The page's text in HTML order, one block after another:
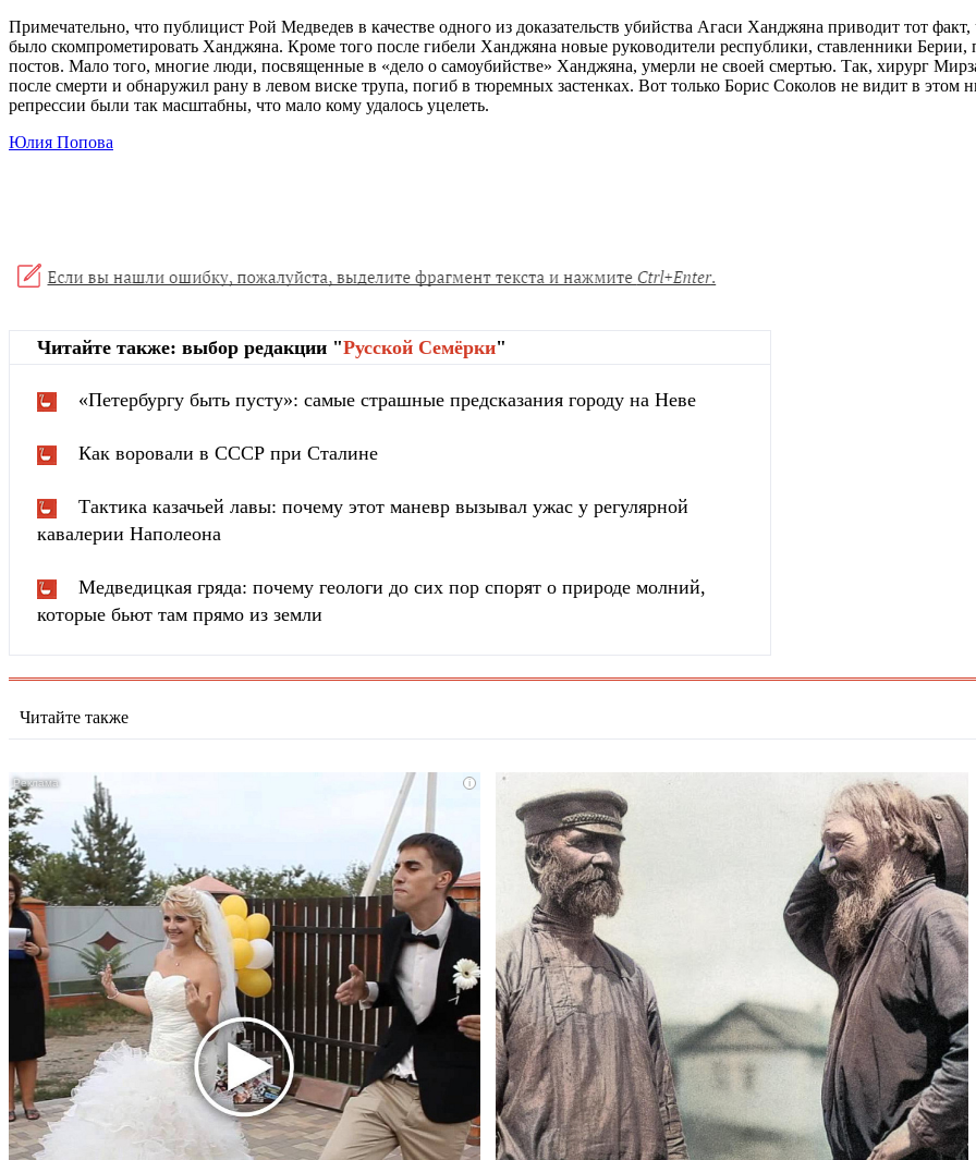
Примечательно, что публицист Рой Медведев в качестве одного из доказательств убийства Агаси Ханджяна приводит тот
было скомпрометировать Ханджяна. Кроме того после гибели Ханджяна новые руководители республики, ставленники Берии,
постов. Мало того, многие люди, посвященные в «дело о самоубийстве» Ханджяна, умерли не своей смертью. Так, хирург
после смерти и обнаружил рану в левом виске трупа, погиб в тюремных застенках. Вот только Борис Соколов не видит в этом
репрессии были так масштабны, что мало кому удалось уцелеть.
Юлия Попова
Читайте также: выбор редакции "Русской Cемёрки"
«Петербургу быть пусту»: самые страшные предсказания городу на Неве
Как воровали в СССР при Сталине
Тактика казачьей лавы: почему этот маневр вызывал ужас у регулярной
кавалерии Наполеона
Медведицкая гряда: почему геологи до сих пор спорят о природе молний,
которые бьют там прямо из земли
Читайте также
i